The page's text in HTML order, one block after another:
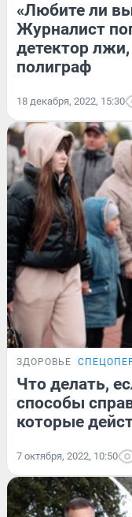
«Любите ли
Журналист
детектор
полиграф
18 декабря, 2022, 15:30
ЗДОРОВЬЕ
Что делать,
способы
которые
7 октября, 2022, 10:50